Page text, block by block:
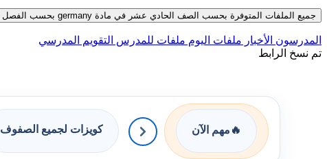
جميع الملفات المتوفرة بحسب الصف الحادي عشر في مادة germany بحسب الفصل الأول حتى تاريخ 07-08-2026
المدرسون الأخبار ملفات اليوم ملفات للمدرس التقويم المدرسي
تم نسخ الرابط
🔥 مهم الآن كويزات لجميع الصفوف